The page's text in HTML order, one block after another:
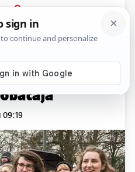
PRIJAVA
Komentari
raspravljat će
09:19